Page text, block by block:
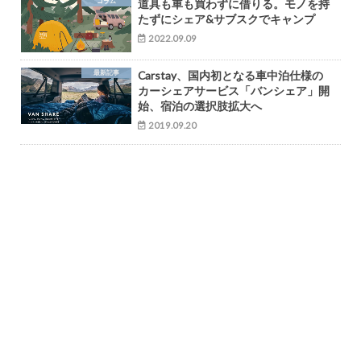
道具も車も買わずに借りる。モノを持
たずにシェア&サブスクでキャンプ
2022.09.09
最新記事
Carstay、国内初となる車中泊仕様の
カーシェアサービス「バンシェア」開
始、宿泊の選択肢拡大へ
2019.09.20